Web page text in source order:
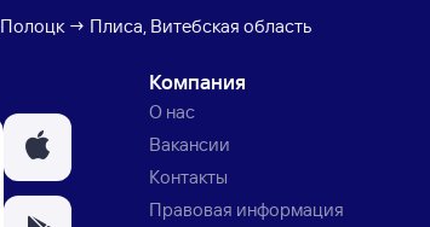
Полоцк → Плиса, Витебская область
Компания
О нас
Вакансии
Контакты
Правовая информация